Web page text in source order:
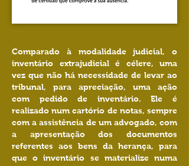
Comparado à modalidade judicial, o
inventário extrajudicial é célere, uma
vez que não há necessidade de levar ao
tribunal, para apreciação, uma ação
com pedido de inventário. Ele é
realizado num cartório de notas, sempre
com a assistência de um advogado, com
a apresentação dos documentos
referentes aos bens da herança, para
que o inventário se materialize numa